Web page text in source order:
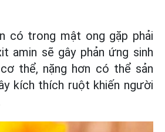
có trong mật ong gặp phải
amin sẽ gây phản ứng sinh
thể, nặng hơn có thể sản
kích thích ruột khiến người